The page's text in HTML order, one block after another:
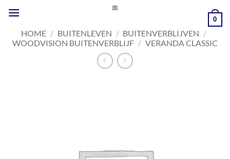
naar
inhoud
0
HOME / BUITENLEVEN / BUITENVERBLIJVEN /
WOODVISION BUITENVERBLIJF / VERANDA CLASSIC